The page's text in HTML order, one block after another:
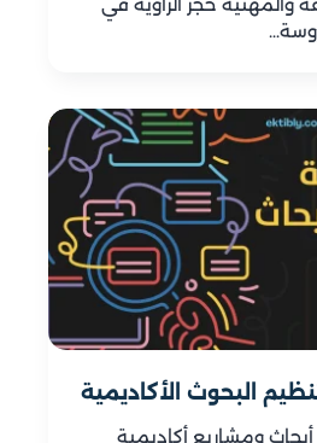
البحوث الأكاديمية
ومشاريع أكاديمية